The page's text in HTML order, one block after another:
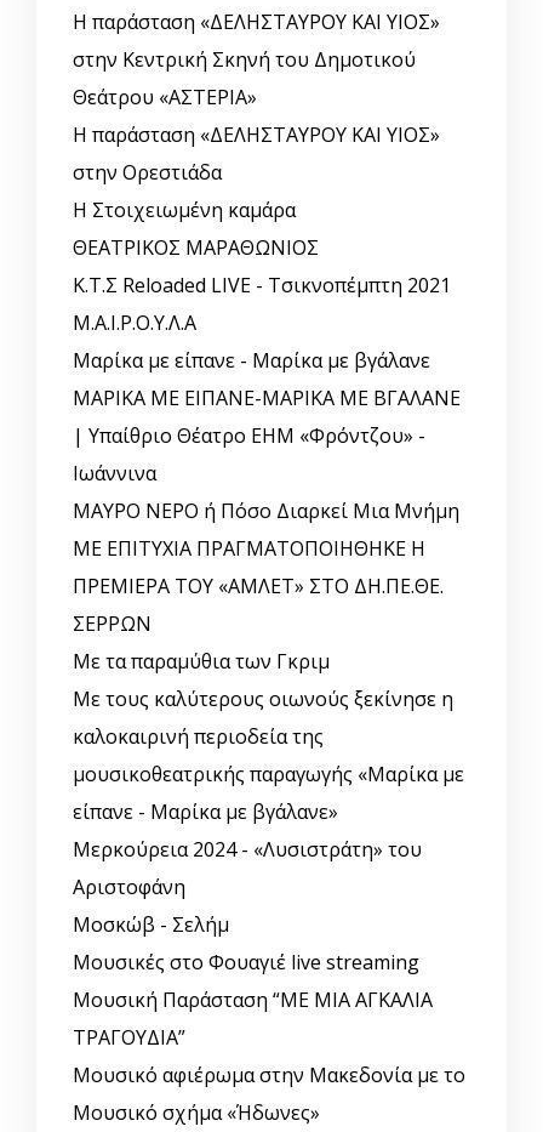
Η παράσταση «ΔΕΛΗΣΤΑΥΡΟΥ ΚΑΙ ΥΙΟΣ»
στην Κεντρική Σκηνή του Δημοτικού
Θεάτρου «ΑΣΤΕΡΙΑ»
Η παράσταση «ΔΕΛΗΣΤΑΥΡΟΥ ΚΑΙ ΥΙΟΣ»
στην Ορεστιάδα
Η Στοιχειωμένη καμάρα
ΘΕΑΤΡΙΚΟΣ ΜΑΡΑΘΩΝΙΟΣ
Κ.Τ.Σ Reloaded LIVE - Τσικνοπέμπτη 2021
Μ.Α.Ι.Ρ.Ο.Υ.Λ.Α
Μαρίκα με είπανε - Μαρίκα με βγάλανε
ΜΑΡΙΚΑ ΜΕ ΕΙΠΑΝΕ-ΜΑΡΙΚΑ ΜΕ ΒΓΑΛΑΝΕ
| Υπαίθριο Θέατρο ΕΗΜ «Φρόντζου» -
Ιωάννινα
ΜΑΥΡΟ ΝΕΡΟ ή Πόσο Διαρκεί Μια Μνήμη
ΜΕ ΕΠΙΤΥΧΙΑ ΠΡΑΓΜΑΤΟΠΟΙΗΘΗΚΕ Η
ΠΡΕΜΙΕΡΑ ΤΟΥ «ΑΜΛΕΤ» ΣΤΟ ΔΗ.ΠΕ.ΘΕ.
ΣΕΡΡΩΝ
Με τα παραμύθια των Γκριμ
Με τους καλύτερους οιωνούς ξεκίνησε η
καλοκαιρινή περιοδεία της
μουσικοθεατρικής παραγωγής «Μαρίκα με
είπανε - Μαρίκα με βγάλανε»
Μερκούρεια 2024 - «Λυσιστράτη» του
Αριστοφάνη
Μοσκώβ - Σελήμ
Μουσικές στο Φουαγιέ live streaming
Μουσική Παράσταση “ΜΕ ΜΙΑ ΑΓΚΑΛΙΑ
ΤΡΑΓΟΥΔΙΑ”
Μουσικό αφιέρωμα στην Μακεδονία με το
Μουσικό σχήμα «Ήδωνες»